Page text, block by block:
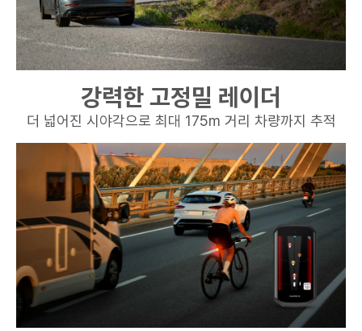
강력한 고정밀 레이더​
더 넓어진 시야각으로 최대 175m 거리 차량까지 추적